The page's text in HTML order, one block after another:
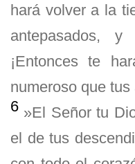
hará volver a la
antepasados,
¡Entonces te
numeroso que tus
6 »El Señor tu
el de tus